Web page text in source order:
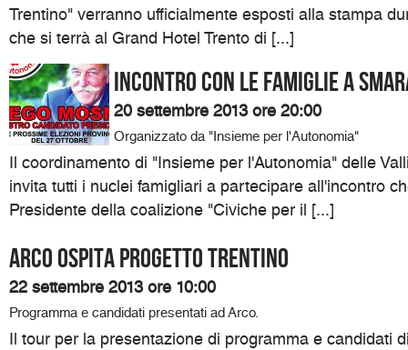
Trentino" verranno ufficialmente esposti alla stampa
che si terrà al Grand Hotel Trento di [...]
Incontro con le famiglie a
20 settembre 2013 ore 20:00
Organizzato da "Insieme per l'Autonomia"
Il coordinamento di "Insieme per l'Autonomia" delle
invita tutti i nuclei famigliari a partecipare all'incontro
Presidente della coalizione "Civiche per il [...]
Arco ospita Progetto Trentino
22 settembre 2013 ore 10:00
Programma e candidati presentati ad Arco.
Il tour per la presentazione di programma e candidati